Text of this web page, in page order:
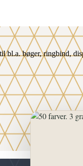
bl.a. bøger, ringbind,